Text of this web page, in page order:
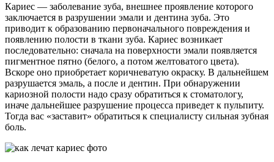
Кариес — заболевание зуба, внешнее проявление которого
заключается в разрушении эмали и дентина зуба. Это
приводит к образованию первоначального повреждения и
появлению полости в ткани зуба. Кариес возникает
последовательно: сначала на поверхности эмали появляется
пигментное пятно (белого, а потом желтоватого цвета).
Вскоре оно приобретает коричневатую окраску. В дальнейшем
разрушается эмаль, а после и дентин. При обнаружении
кариозной полости надо сразу обратиться к стоматологу,
иначе дальнейшее разрушение процесса приведет к пульпиту.
Тогда вас «заставит» обратиться к специалисту сильная зубная
боль.